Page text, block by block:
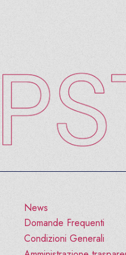
News
Domande Frequenti
Condizioni Generali